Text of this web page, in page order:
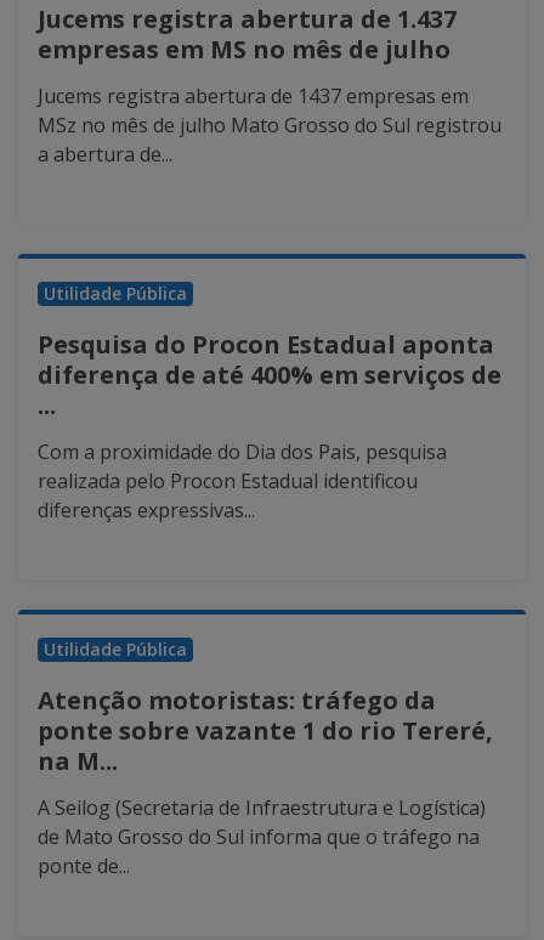
Jucems registra abertura de 1.437
empresas em MS no mês de julho
Jucems registra abertura de 1437 empresas em
MSz no mês de julho Mato Grosso do Sul registrou
a abertura de...
Utilidade Pública
Pesquisa do Procon Estadual aponta
diferença de até 400% em serviços de
...
Com a proximidade do Dia dos Pais, pesquisa
realizada pelo Procon Estadual identificou
diferenças expressivas...
Utilidade Pública
Atenção motoristas: tráfego da
ponte sobre vazante 1 do rio Tereré,
na M...
A Seilog (Secretaria de Infraestrutura e Logística)
de Mato Grosso do Sul informa que o tráfego na
ponte de...